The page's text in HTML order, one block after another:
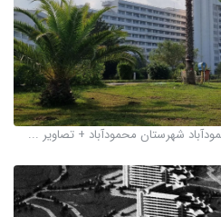
شهرستان محمودآباد + تصاویر ...